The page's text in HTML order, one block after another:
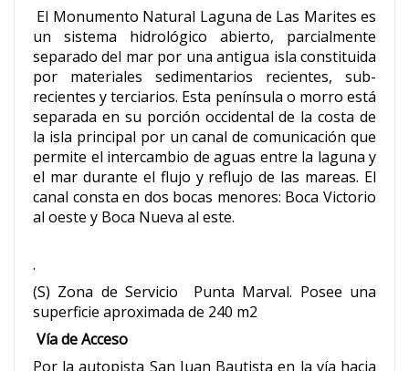
El Monumento Natural Laguna de Las Marites es
un sistema hidrológico abierto, parcialmente
separado del mar por una antigua isla constituida
por materiales sedimentarios recientes, sub-
recientes y terciarios. Esta península o morro está
separada en su porción occidental de la costa de
la isla principal por un canal de comunicación que
permite el intercambio de aguas entre la laguna y
el mar durante el flujo y reflujo de las mareas. El
canal consta en dos bocas menores: Boca Victorio
al oeste y Boca Nueva al este.
.
(S) Zona de Servicio Punta Marval. Posee una
superficie aproximada de 240 m2
Vía de Acceso
Por la autopista San Juan Bautista en la vía hacia